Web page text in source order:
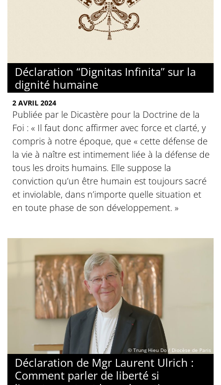
Déclaration “Dignitas Infinita” sur la
dignité humaine
2 AVRIL 2024
Publiée par le Dicastère pour la Doctrine de la
Foi : « Il faut donc affirmer avec force et clarté, y
compris à notre époque, que « cette défense de
la vie à naître est intimement liée à la défense de
tous les droits humains. Elle suppose la
conviction qu’un être humain est toujours sacré
et inviolable, dans n’importe quelle situation et
en toute phase de son développement. »
© Trung Hieu Do / Diocèse de Paris
Déclaration de Mgr Laurent Ulrich :
Comment parler de liberté si